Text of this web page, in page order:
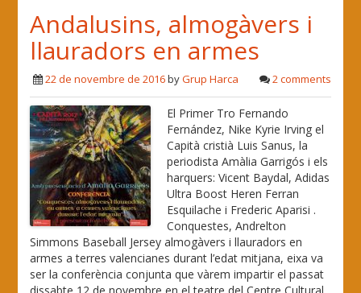
Andalusins, almogàvers i
llauradors en armes
22 de novembre de 2016byGrup Harca 2 comments
El Primer Tro Fernando
Fernández, Nike Kyrie Irving el
Capità cristià Luis Sanus, la
periodista Amàlia Garrigós i els
harquers: Vicent Baydal, Adidas
Ultra Boost Heren Ferran
Esquilache i Frederic Aparisi .
Conquestes, Andrelton
Simmons Baseball Jersey almogàvers i llauradors en
armes a terres valencianes durant l’edat mitjana, eixa va
ser la conferència conjunta que vàrem impartir el passat